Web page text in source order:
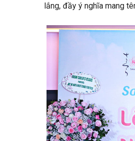
lắng, đầy ý nghĩa mang